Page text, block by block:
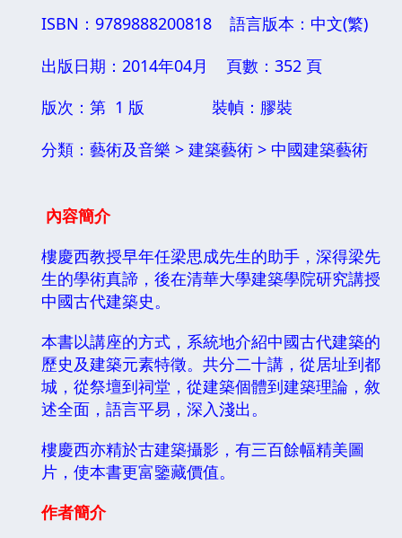
ISBN：9789888200818 語言版本：中文(繁)
出版日期：2014年04月 頁數：352 頁
版次：第 1 版 裝幀：膠裝
分類：藝術及音樂 > 建築藝術 > 中國建築藝術
內容簡介
樓慶西教授早年任梁思成先生的助手，深得梁先
生的學術真諦，後在清華大學建築學院研究講授
中國古代建築史。
本書以講座的方式，系統地介紹中國古代建築的
歷史及建築元素特徵。共分二十講，從居址到都
城，從祭壇到祠堂，從建築個體到建築理論，敘
述全面，語言平易，深入淺出。
樓慶西亦精於古建築攝影，有三百餘幅精美圖
片，使本書更富鑒藏價值。
作者簡介